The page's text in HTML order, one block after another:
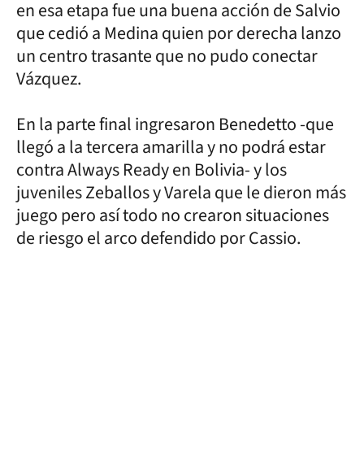
en esa etapa fue una buena acción de Salvio
que cedió a Medina quien por derecha lanzo
un centro trasante que no pudo conectar
Vázquez.
En la parte final ingresaron Benedetto -que
llegó a la tercera amarilla y no podrá estar
contra Always Ready en Bolivia- y los
juveniles Zeballos y Varela que le dieron más
juego pero así todo no crearon situaciones
de riesgo el arco defendido por Cassio.